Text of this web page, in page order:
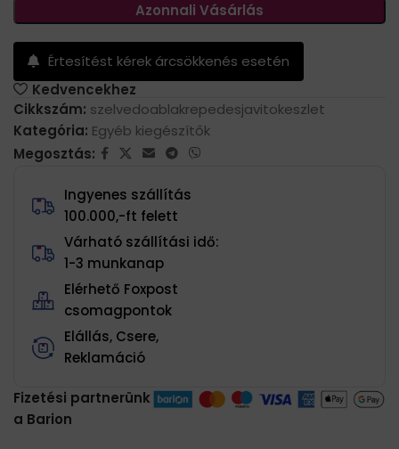
Azonnali Vásárlás
Értesítést kérek árcsökkenés esetén
Kedvencekhez
Cikkszám: szelvedoablakrepedesjavitokeszlet
Kategória: Egyéb kiegészítők
Megosztás:
Ingyenes szállítás
100.000,-ft felett
Várható szállítási idő:
1-3 munkanap
Elérhető Foxpost
csomagpontok
Elállás, Csere,
Reklamáció
Fizetési partnerünk
a Barion